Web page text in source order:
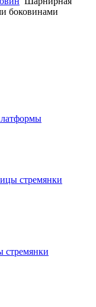
боковинами
стремянки
стремянки